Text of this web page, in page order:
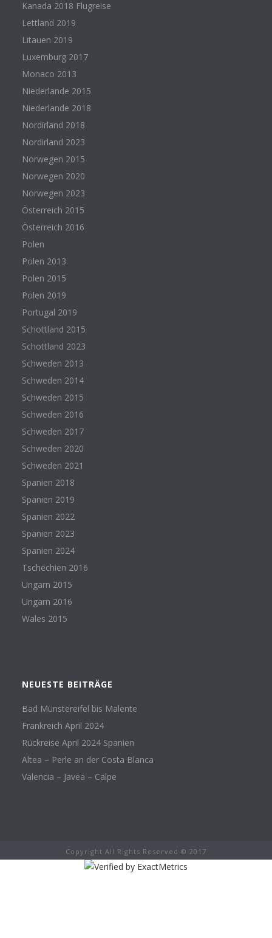
Kanada 2018 Flugreise
Lettland 2019
Litauen 2019
Luxemburg 2017
Monaco 2013
Niederlande 2015
Niederlande 2018
Nordirland 2018
Nordirland 2023
Norwegen 2015
Norwegen 2020
Norwegen 2023
Österreich 2015
Österreich 2016
Polen
Polen 2013
Polen 2015
Polen 2019
Portugal 2019
Schottland 2015
Schottland 2023
Schweden 2013
Schweden 2014
Schweden 2015
Schweden 2016
Schweden 2017
Schweden 2020
Schweden 2021
Spanien 2018
Spanien 2019
Spanien 2022
Spanien 2023
Spanien 2024
Tschechien 2016
Ungarn 2015
Ungarn 2016
Wales 2015
NEUESTE BEITRÄGE
Bad Münstereifel bis Malente
Frankreich April 2024
Rückreise April 2024 Spanien
Altea – Perle an der Costa Blanca
Valencia – Javea – Calpe
Copyright All Rights Reserved © 2017